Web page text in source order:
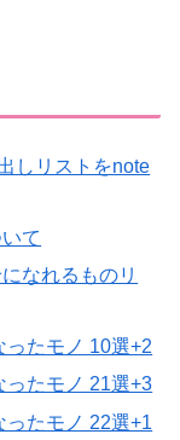
しリストをnote
て
なれるものリ
たモノ 10選+2
ったモノ 21選+3
たモノ 22選+1